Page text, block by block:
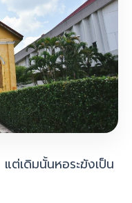
แต่เดิมนั้นหอระฆังเป็น